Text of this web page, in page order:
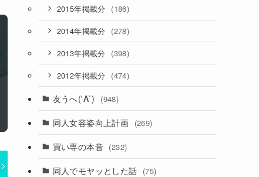
2015年掲載分 (186)
2014年掲載分 (278)
2013年掲載分 (398)
2012年掲載分 (474)
友うへ('A`) (948)
同人女容姿向上計画 (269)
買い専の本音 (232)
同人でモヤッとした話 (75)